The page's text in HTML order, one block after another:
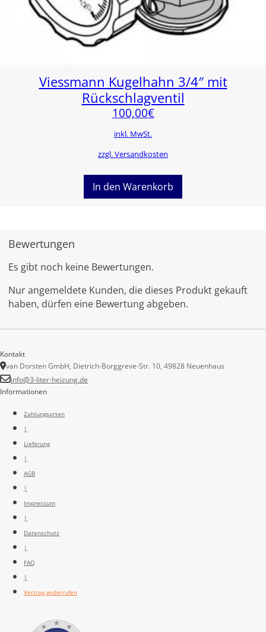
Viessmann Kugelhahn 3/4″ mit
Rückschlagventil
100,00€
inkl. MwSt.
zzgl. Versandkosten
In den Warenkorb
Bewertungen
Es gibt noch keine Bewertungen.
Nur angemeldete Kunden, die dieses Produkt gekauft
haben, dürfen eine Bewertung abgeben.
Informationen
Zahlungsarten
|
Lieferung
|
AGB
|
Impressum
|
Datenschutz
|
FAQ
|
Vertrag widerrufen
Kontakt
van Dorsten GmbH, Dietrich-Borggreve-Str. 10, 49828 Neuenhaus
info@3-liter-heizung.de